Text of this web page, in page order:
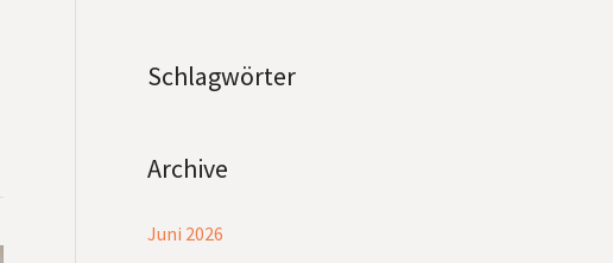
Schlagwörter
Archive
Juni 2026